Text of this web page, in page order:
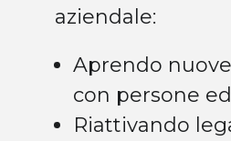
aziendale:
Aprendo
con persone
Riattivando